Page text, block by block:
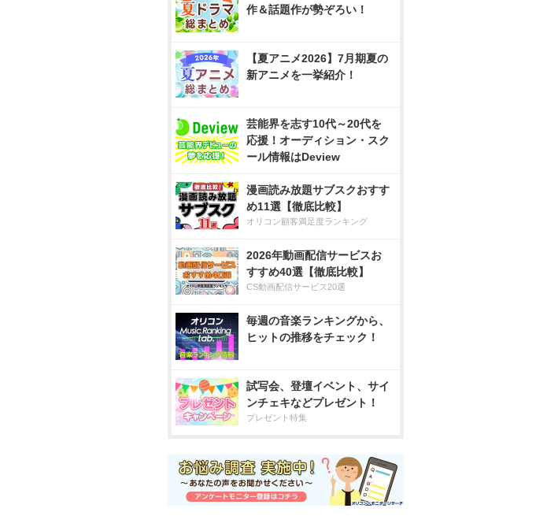
作＆話題作が勢ぞろい！
【夏アニメ2026】7月期夏の
新アニメを一挙紹介！
芸能界を志す10代～20代を
応援！オーディション・スク
ール情報はDeview
漫画読み放題サブスクおすす
め11選【徹底比較】
オリコン顧客満足度ランキング
2026年動画配信サービスお
すすめ40選【徹底比較】
CS動画配信サービス20選
毎週の音楽ランキングから、
ヒットの推移をチェック！
試写会、登壇イベント、サイ
ンチェキなどプレゼント！
プレゼント特集